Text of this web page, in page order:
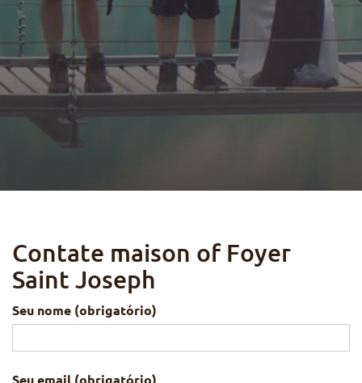
Contate maison of Foyer
Saint Joseph
Seu nome (obrigatório)
Seu email (obrigatório)